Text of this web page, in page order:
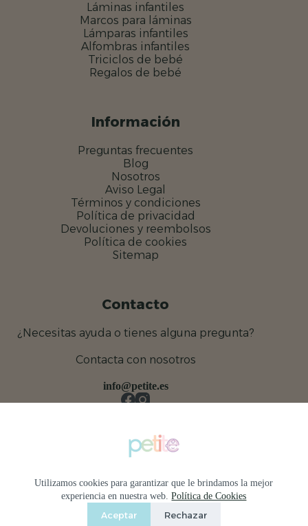
Utilizamos cookies para garantizar que le brindamos la mejor
experiencia en nuestra web.Política de Cookies
Aceptar Rechazar
Láminas infantiles
Marcos para láminas
Lámparas infantiles
Alfombras infantiles
Triciclos de bebé
Regalos de bebé
Información
Preguntas frecuentes
Blog
Nosotros
Aviso Legal
Términos y condiciones
Política de privacidad
Devoluciones y reembolsos
Política de cookies
Sitemap
Contacto
¿Necesitas ayuda o tienes alguna pregunta?
Contacta con nosotros
info@petite.es
Profesionales